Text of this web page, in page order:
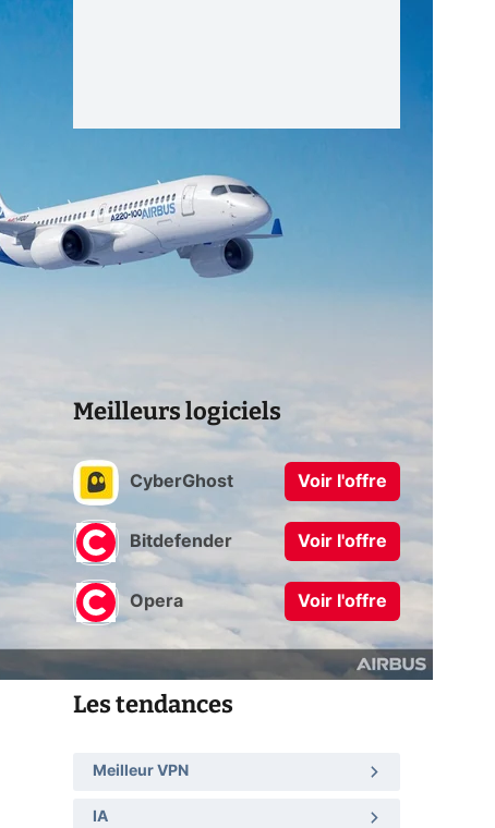
Meilleurs logiciels
CyberGhost Voir l'offre
Bitdefender Voir l'offre
Opera Voir l'offre
Les tendances
Meilleur VPN
IA